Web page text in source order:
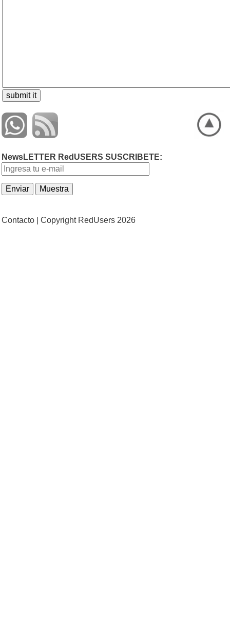
NewsLETTER RedUSERS SUSCRIBETE:
Contacto | Copyright RedUsers 2026